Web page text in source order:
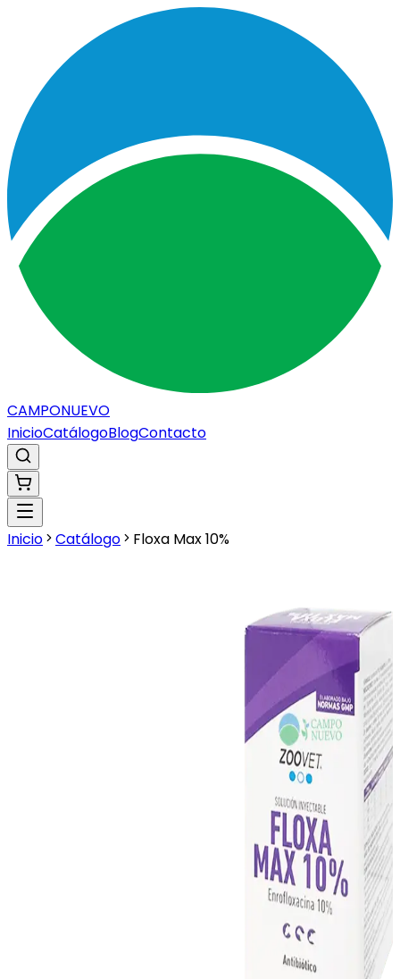
CAMPONUEVO
InicioCatálogoBlogContacto
Inicio Catálogo Floxa Max 10%